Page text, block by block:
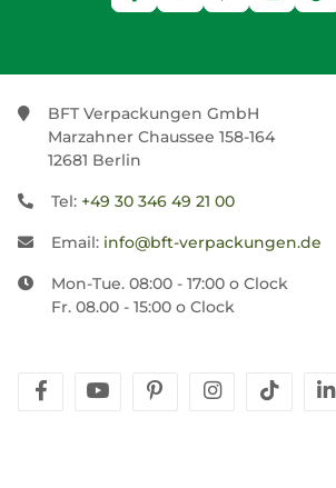
BFT Verpackungen GmbH
Marzahner Chaussee 158-164
12681 Berlin
Tel: +49 30 346 49 21 00
Email: info@bft-verpackungen.de
Mon-Tue. 08:00 - 17:00 o Clock
Fr. 08.00 - 15:00 o Clock
facebookyoutubepinterestinstagram
tiktok